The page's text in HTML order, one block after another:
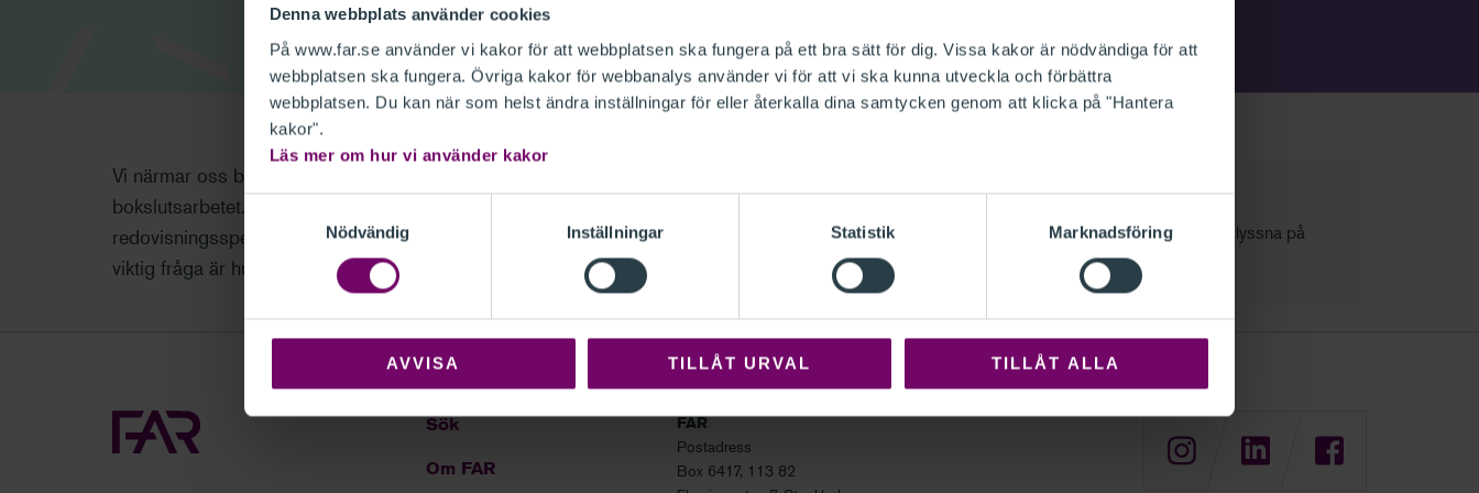
Denna webbplats använder cookies
På www.far.se använder vi kakor för att webbplatsen ska fungera på ett bra sätt för dig. Vissa kakor är nödvändiga för att
webbplatsen ska fungera. Övriga kakor för webbanalys använder vi för att vi ska kunna utveckla och förbättra
webbplatsen. Du kan när som helst ändra inställningar för eller återkalla dina samtycken genom att klicka på "Hantera
kakor".
Läs mer om hur vi använder kakor
Nödvändig
Inställningar Statistik Marknadsföring
AVVISA TILLÅT URVAL TILLÅT ALLA
Vi närmar oss bokslutstider och vad kan då vara mer lämpligt än att få lite tips inför
bokslutsarbetet. I detta avsnitt av Reko-podden berättar Marcus Johansson som är
redovisningsspecialist på Aspia om de viktigaste nyheterna inför bokslutet 2020. En
viktig fråga är hur coronapandemin påverkar bokslutsarbetet.
Var vänlig tillåt kakor för marknadsföring
för att lyssna på
Sök
Om FAR
FAR
Postadress
Box 6417, 113 82